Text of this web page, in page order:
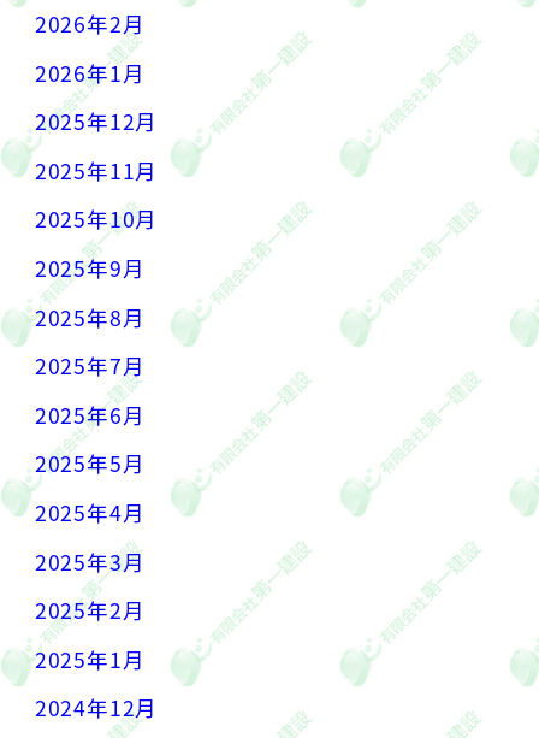
2026年2月
2026年1月
2025年12月
2025年11月
2025年10月
2025年9月
2025年8月
2025年7月
2025年6月
2025年5月
2025年4月
2025年3月
2025年2月
2025年1月
2024年12月